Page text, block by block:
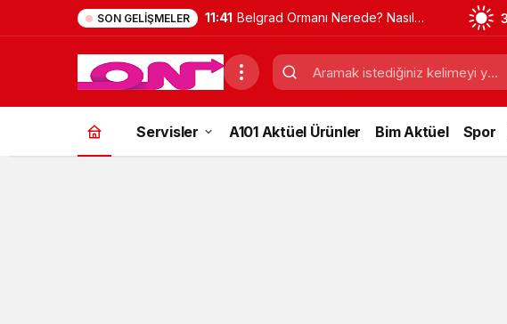
SON GELIŞMELER 11:41 Belgrad Ormanı Nerede? Nasıl
Gidilir? Güncel Gezi Rehberi
Servisler A101 Aktüel Ürünler Bim Aktüel Spor